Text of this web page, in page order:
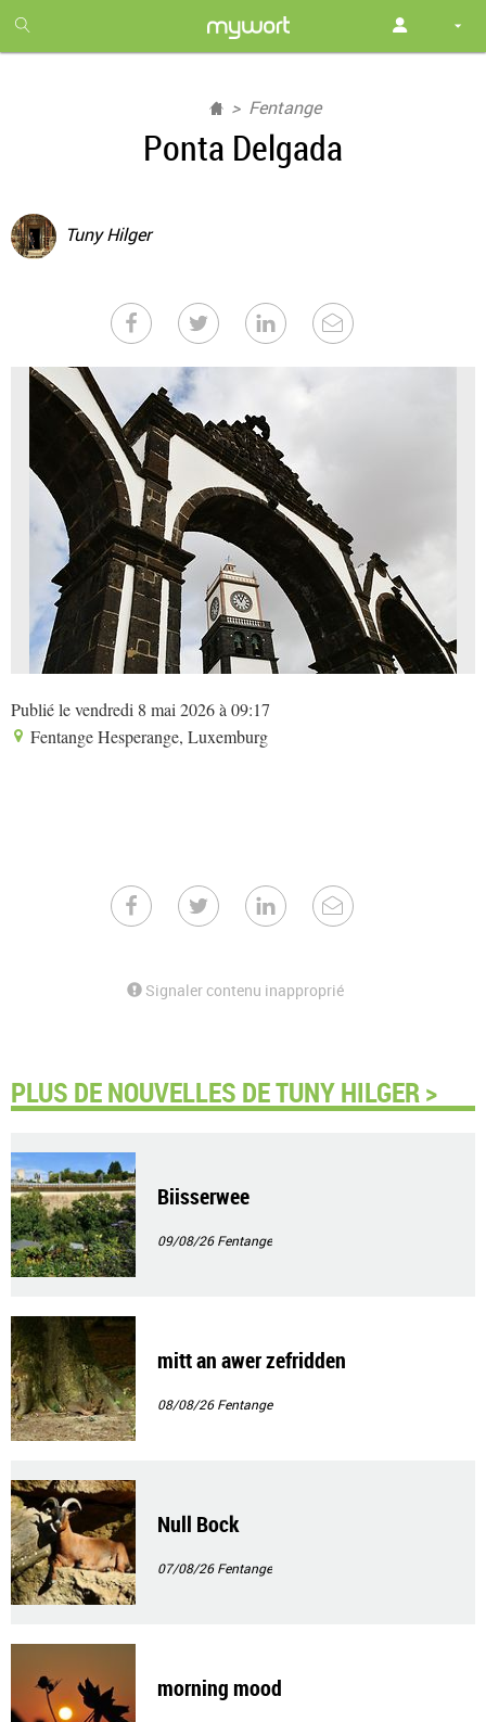
month
free
Fentange
Ponta Delgada
Tuny Hilger
Publié le vendredi 8 mai 2026 à 09:17
Fentange Hesperange, Luxemburg
Signaler contenu inapproprié
PLUS DE NOUVELLES DE TUNY HILGER >
Biisserwee
09/08/26Fentange
mitt an awer zefridden
08/08/26Fentange
Null Bock
07/08/26Fentange
morning mood